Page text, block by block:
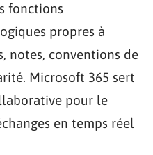
fonctions
propres à
notes, conventions de
Microsoft 365 sert
pour le
en temps réel